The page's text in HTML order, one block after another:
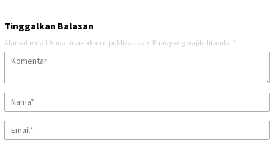
Tinggalkan Balasan
Alamat email Anda tidak akan dipublikasikan. Ruas yang wajib ditandai *